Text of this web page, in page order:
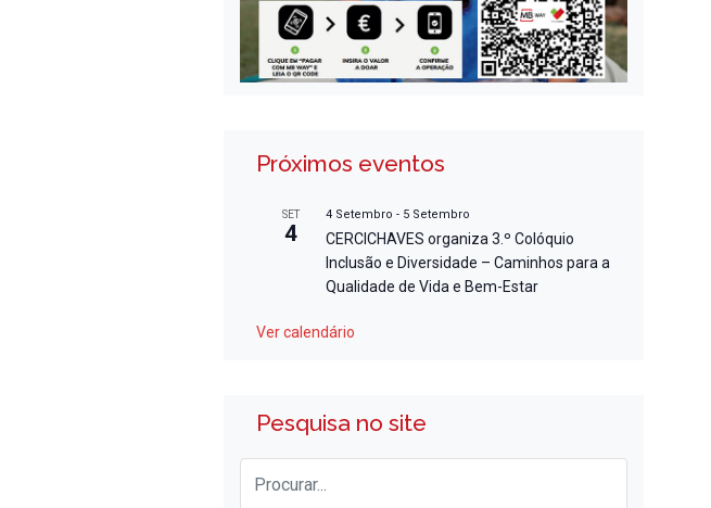
Próximos eventos
SET
4
4 Setembro - 5 Setembro
CERCICHAVES organiza 3.º Colóquio
Inclusão e Diversidade – Caminhos para a
Qualidade de Vida e Bem-Estar
Ver calendário
Pesquisa no site